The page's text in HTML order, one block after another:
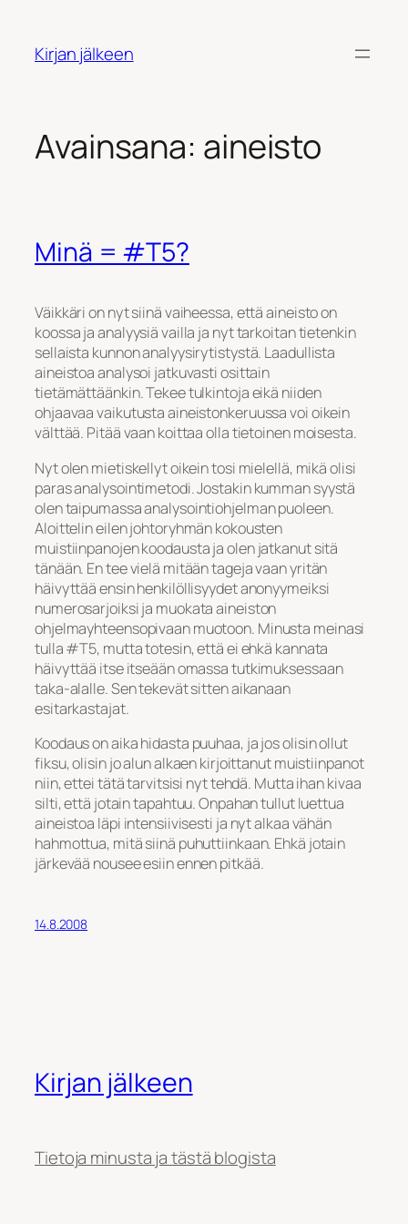
Kirjan jälkeen
Avainsana: aineisto
Minä = #T5?
Väikkäri on nyt siinä vaiheessa, että aineisto on
koossa ja analyysiä vailla ja nyt tarkoitan tietenkin
sellaista kunnon analyysirytistystä. Laadullista
aineistoa analysoi jatkuvasti osittain
tietämättäänkin. Tekee tulkintoja eikä niiden
ohjaavaa vaikutusta aineistonkeruussa voi oikein
välttää. Pitää vaan koittaa olla tietoinen moisesta.
Nyt olen mietiskellyt oikein tosi mielellä, mikä olisi
paras analysointimetodi. Jostakin kumman syystä
olen taipumassa analysointiohjelman puoleen.
Aloittelin eilen johtoryhmän kokousten
muistiinpanojen koodausta ja olen jatkanut sitä
tänään. En tee vielä mitään tageja vaan yritän
häivyttää ensin henkilöllisyydet anonyymeiksi
numerosarjoiksi ja muokata aineiston
ohjelmayhteensopivaan muotoon. Minusta meinasi
tulla #T5, mutta totesin, että ei ehkä kannata
häivyttää itse itseään omassa tutkimuksessaan
taka-alalle. Sen tekevät sitten aikanaan
esitarkastajat.
Koodaus on aika hidasta puuhaa, ja jos olisin ollut
fiksu, olisin jo alun alkaen kirjoittanut muistiinpanot
niin, ettei tätä tarvitsisi nyt tehdä. Mutta ihan kivaa
silti, että jotain tapahtuu. Onpahan tullut luettua
aineistoa läpi intensiivisesti ja nyt alkaa vähän
hahmottua, mitä siinä puhuttiinkaan. Ehkä jotain
järkevää nousee esiin ennen pitkää.
14.8.2008
Kirjan jälkeen
Tietoja minusta ja tästä blogista